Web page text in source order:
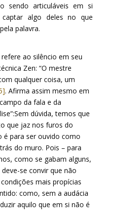
sendo articuláveis em si
algo deles no que
palavra.
ao silêncio em seu
Zen: “O mestre
qualquer coisa, um
. Afirma assim mesmo em
da fala e da
dúvida, temos que
que jaz nos furos do
é para ser ouvido como
do muro. Pois – para
como se gabam alguns,
se convir que não
mais propícias
como, sem a audácia
aquilo que em si não é